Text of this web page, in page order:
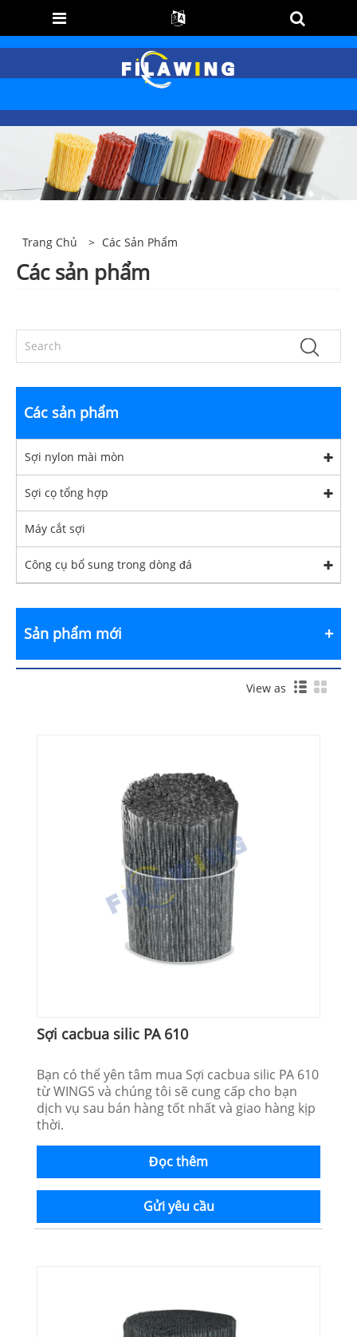
Trang Chủ > Các Sản Phẩm
Các sản phẩm
Các sản phẩm
Sợi nylon mài mòn
Sợi cọ tổng hợp
Máy cắt sợi
Công cụ bổ sung trong dòng đá
Sản phẩm mới
View as
Sợi cacbua silic PA 610
Bạn có thể yên tâm mua Sợi cacbua silic PA 610
từ WINGS và chúng tôi sẽ cung cấp cho bạn
dịch vụ sau bán hàng tốt nhất và giao hàng kịp
thời.
Đọc thêm
Gửi yêu cầu